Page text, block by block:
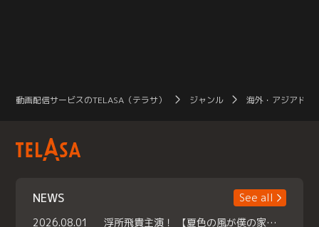
動画配信サービスのTELASA（テラサ） ジャンル 海外・アジアドラ
NEWS
See all
2026.08.01
浮所飛貴主演！ 【夏色の風が僕の家にやってきた】 本日よりテラサで独占配信スタート！